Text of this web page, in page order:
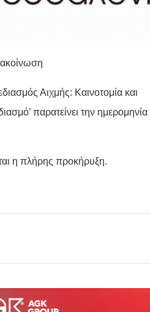
Αιχμής: Καινοτομία και
παρατείνει την
η πλήρης προκήρυξη.